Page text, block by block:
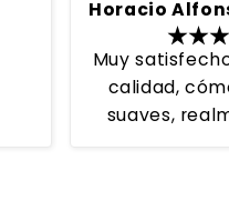
Muy
calidad,
suaves,